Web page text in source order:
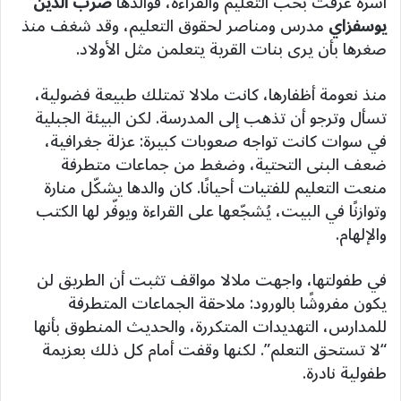
يوسفزايمدرس ومناصر لحقوق التعليم، وقد شغف منذ
صغرها بأن يرى بنات القرية يتعلمن مثل الأولاد.
منذ نعومة أظفارها، كانت ملالا تمتلك طبيعة فضولية،
تسأل وترجو أن تذهب إلى المدرسة. لكن البيئة الجبلية
في سوات كانت تواجه صعوبات كبيرة: عزلة جغرافية،
ضعف البنى التحتية، وضغط من جماعات متطرفة
منعت التعليم للفتيات أحيانًا. كان والدها يشكّل منارة
وتوازنًا في البيت، يُشجّعها على القراءة ويوفّر لها الكتب
والإلهام.
في طفولتها، واجهت ملالا مواقف تثبت أن الطريق لن
يكون مفروشًا بالورود: ملاحقة الجماعات المتطرفة
للمدارس، التهديدات المتكررة، والحديث المنطوق بأنها
“لا تستحق التعلم”. لكنها وقفت أمام كل ذلك بعزيمة
طفولية نادرة.